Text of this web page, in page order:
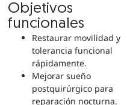
Objetivos
funcionales
Restaurar movilidad y
tolerancia funcional
rápidamente.
Mejorar sueño
postquirúrgico para
reparación nocturna.